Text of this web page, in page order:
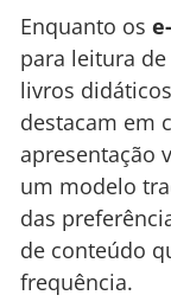
Enquanto os
para leitura
livros
destacam em
apresentação
um modelo
das
de conteúdo
frequência.